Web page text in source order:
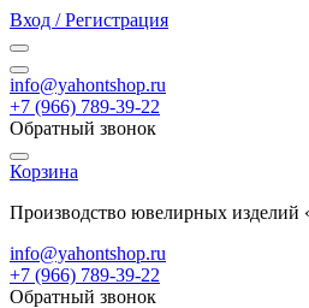
Вход / Регистрация
info@yahontshop.ru
+7 (966) 789-39-22
Обратный звонок
Корзина
Производство ювелирных
info@yahontshop.ru
+7 (966) 789-39-22
Обратный звонок